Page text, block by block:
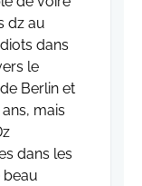
dz au
dans
le
Berlin et
mais
dans les